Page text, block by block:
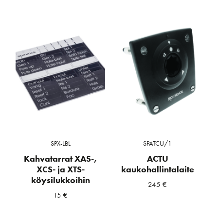
SPX-LBL
Kahvatarrat XAS-,
XCS- ja XTS-
köysilukkoihin
15 €
SPATCU/1
ACTU
kaukohallintalaite
245€